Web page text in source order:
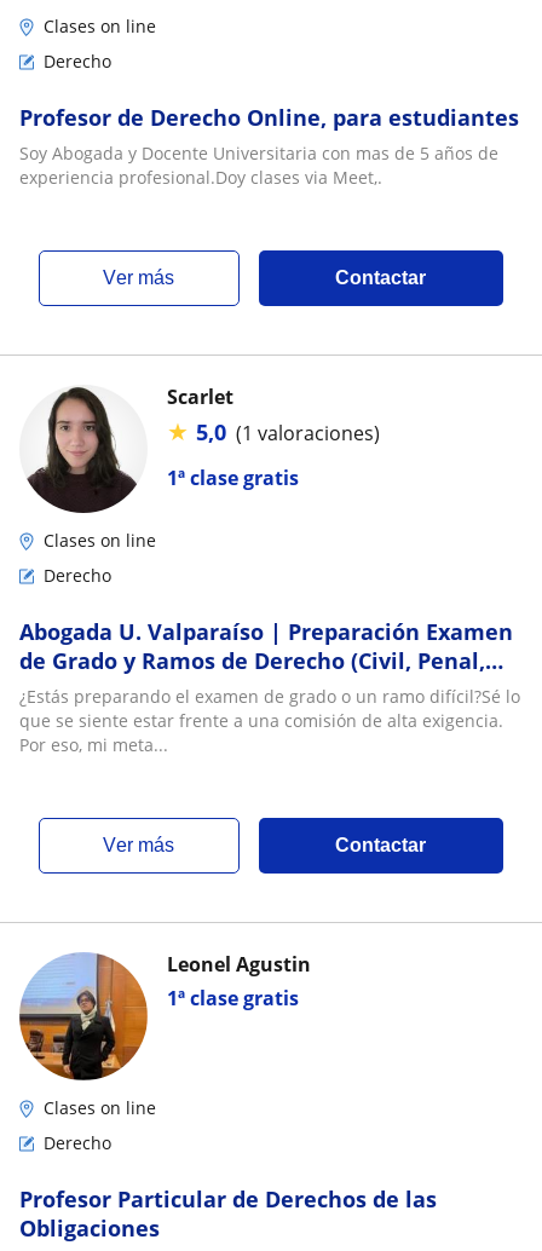
Clases on line
Derecho
Profesor de Derecho Online, para estudiantes
Soy Abogada y Docente Universitaria con mas de 5 años de
experiencia profesional.Doy clases via Meet,.
ver más Contactar
1ª clase gratis
Scarlet
★ 5,0 (1 valoraciones)
Clases on line
Derecho
Abogada U. Valparaíso | Preparación Examen
de Grado y Ramos de Derecho (Civil, Penal,
Procesal y Constitucional)
¿Estás preparando el examen de grado o un ramo difícil?Sé lo
que se siente estar frente a una comisión de alta exigencia.
Por eso, mi meta...
ver más Contactar
1ª clase gratis
Leonel Agustin
Clases on line
Derecho
Profesor Particular de Derechos de las
Obligaciones